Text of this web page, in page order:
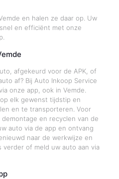
en halen ze daar op. Uw
en efficiënt met onze
afgekeurd voor de APK, of
af? Bij Auto Inkoop Service
onze app, ook in Vemde.
elk gewenst tijdstip en
en te transporteren. Voor
demontage en recyclen van de
auto via de app en ontvang
naar de werkwijze en
of meld uw auto aan via